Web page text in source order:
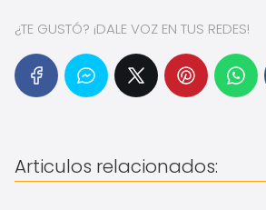
¿TE GUSTÓ? ¡DALE VOZ EN TUS REDES!
Articulos relacionados: